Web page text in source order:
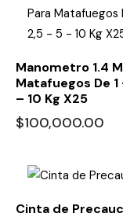
Manometro 1.4
Matafuegos De 1
– 10 Kg X25
$100,000.00
Cinta de